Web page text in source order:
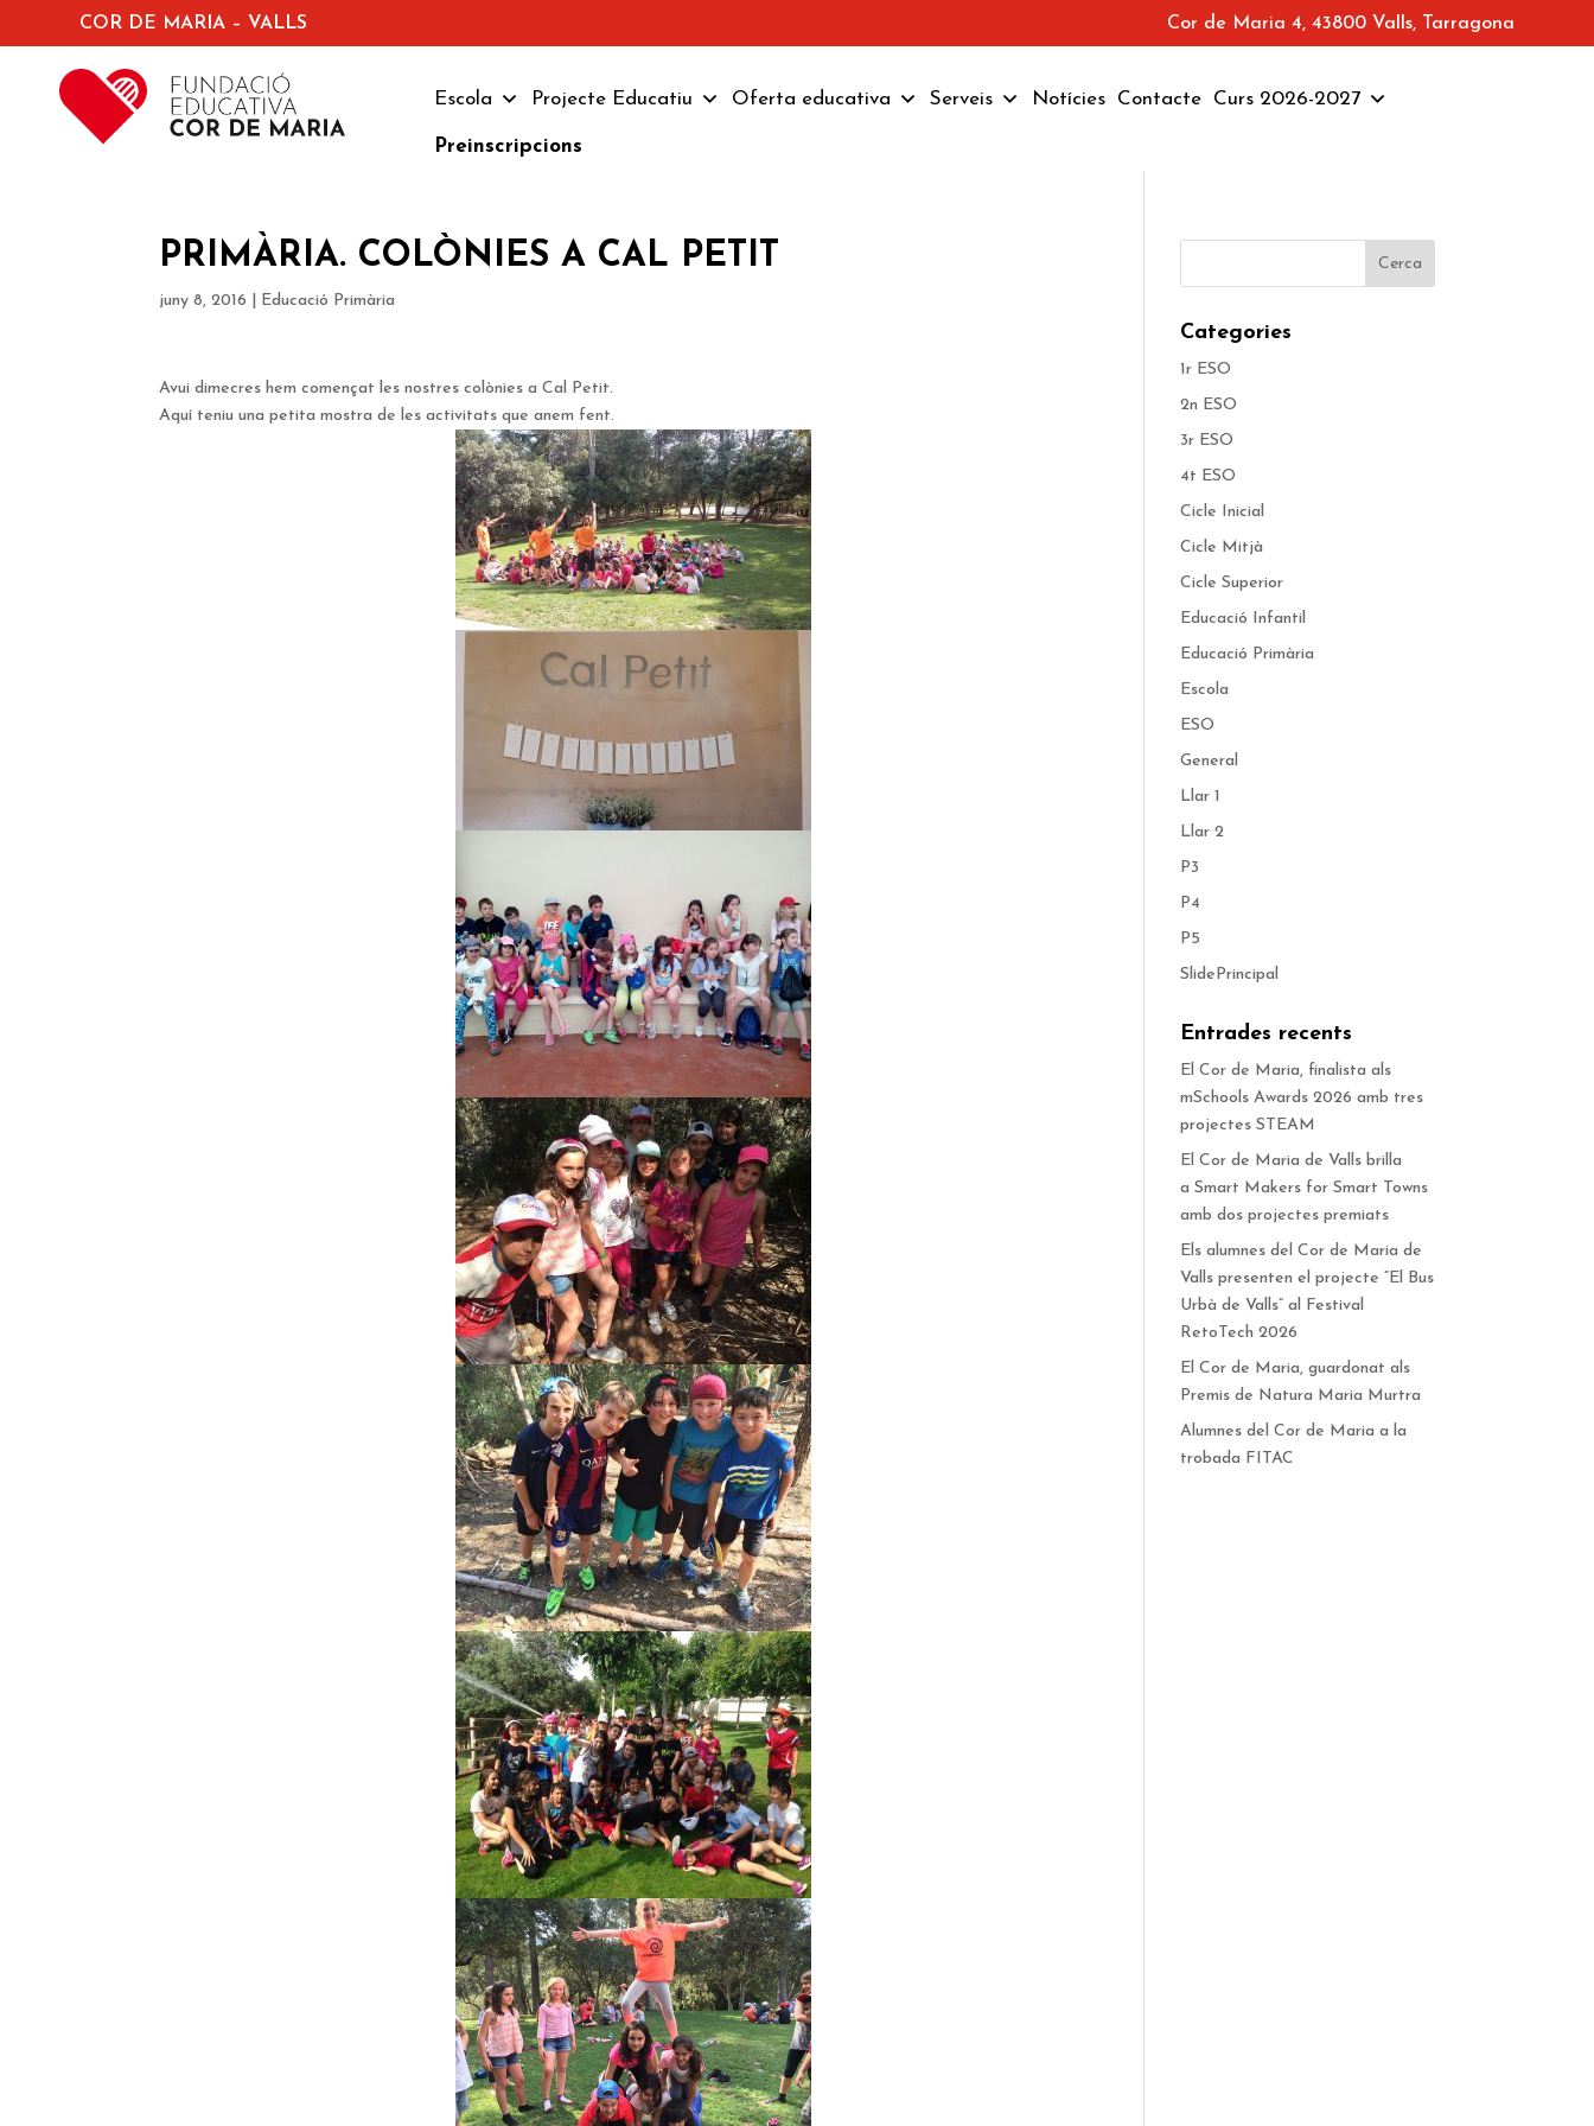
COR DE MARIA – VALLS Cor de Maria 4, 43800 Valls, Tarragona
Escola Projecte Educatiu Oferta educativa Serveis Notícies Contacte Curs 2026-2027
Preinscripcions
PRIMÀRIA. COLÒNIES A CAL PETIT
juny 8, 2016 Educació Primària
Avui dimecres hem començat les nostres colònies a Cal Petit.
Aquí teniu una petita mostra de les activitats que anem fent.
Categories
1r ESO
2n ESO
3r ESO
4t ESO
Cicle Inicial
Cicle Mitjà
Cicle Superior
Educació Infantil
Educació Primària
Escola
ESO
General
Llar 1
Llar 2
P3
P4
P5
SlidePrincipal
Entrades recents
El Cor de Maria, finalista als
mSchools Awards 2026 amb tres
projectes STEAM
El Cor de Maria de Valls brilla
a Smart Makers for Smart Towns
amb dos projectes premiats
Els alumnes del Cor de Maria de
Valls presenten el projecte “El Bus
Urbà de Valls” al Festival
RetoTech 2026
El Cor de Maria, guardonat als
Premis de Natura Maria Murtra
Alumnes del Cor de Maria a la
trobada FITAC